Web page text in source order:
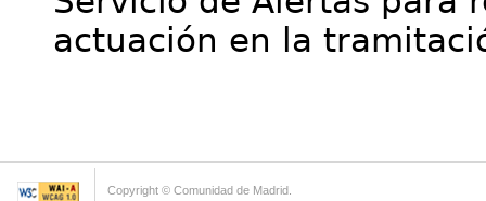
actuación en la
Copyright © Comunidad de Madrid.